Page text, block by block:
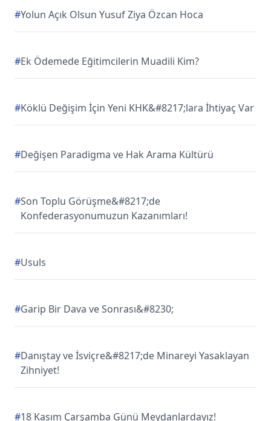
#Yolun Açık Olsun Yusuf Ziya Özcan Hoca
#Ek Ödemede Eğitimcilerin Muadili Kim?
#Köklü Değişim İçin Yeni KHK&#8217;lara İhtiyaç Var
#Değişen Paradigma ve Hak Arama Kültürü
#Son Toplu Görüşme&#8217;de
Konfederasyonumuzun Kazanımları!
#Usuls
#Garip Bir Dava ve Sonrası&#8230;
#Danıştay ve İsviçre&#8217;de Minareyi Yasaklayan
Zihniyet!
#18 Kasım Çarşamba Günü Meydanlardayız!